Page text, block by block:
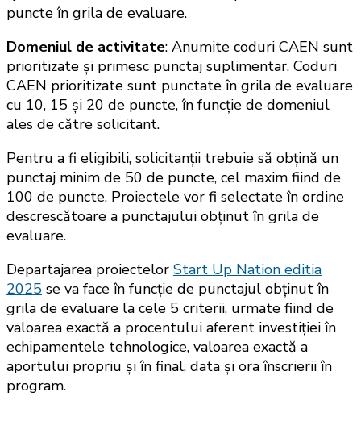
puncte în grila de evaluare.
Domeniul de activitate: Anumite coduri CAEN sunt
prioritizate și primesc punctaj suplimentar. Coduri
CAEN prioritizate sunt punctate în grila de evaluare
cu 10, 15 și 20 de puncte, în funcție de domeniul
ales de către solicitant.
Pentru a fi eligibili, solicitanții trebuie să obțină un
punctaj minim de 50 de puncte, cel maxim fiind de
100 de puncte. Proiectele vor fi selectate în ordine
descrescătoare a punctajului obținut în grila de
evaluare.
Departajarea proiectelor Start Up Nation editia
2025 se va face în funcție de punctajul obținut în
grila de evaluare la cele 5 criterii, urmate fiind de
valoarea exactă a procentului aferent investiției în
echipamentele tehnologice, valoarea exactă a
aportului propriu și în final, data și ora înscrierii în
program.